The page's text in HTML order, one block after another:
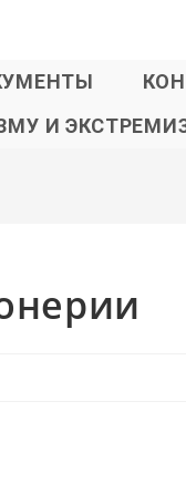
И